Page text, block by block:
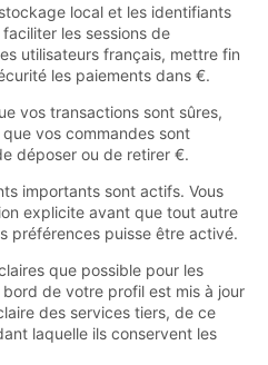
local et les identifiants
les sessions de
utilisateurs français, mettre fin
les paiements dans €.
vos transactions sont sûres,
vos commandes sont
déposer ou de retirer €.
importants sont actifs. Vous
explicite avant que tout autre
préférences puisse être activé.
que possible pour les
de votre profil est mis à jour
des services tiers, de ce
laquelle ils conservent les